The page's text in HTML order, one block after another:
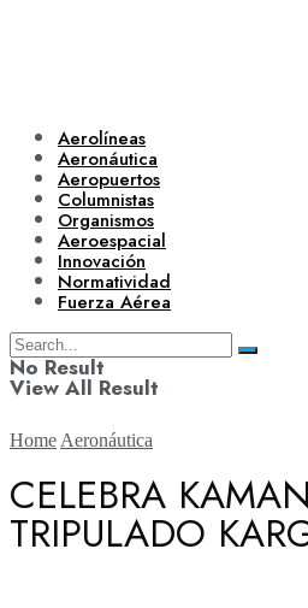
Aerolíneas
Aeronáutica
Aeropuertos
Columnistas
Organismos
Aeroespacial
Innovación
Normatividad
Fuerza Aérea
No Result
View All Result
Aerolíneas
Home Aeronáutica
CELEBRA
TRIPULADO